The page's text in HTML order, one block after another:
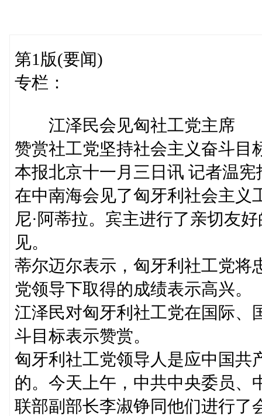
第1版(要闻)
专栏：
江泽民会见匈社工党主席
赞赏社工党坚持社会主义奋斗目
本报北京十一月三日讯 记者温
在中南海会见了匈牙利社会主义
尼·阿蒂拉。宾主进行了亲切友
见。
蒂尔迈尔表示，匈牙利社工党将
党领导下取得的成绩表示高兴。
江泽民对匈牙利社工党在国际、
斗目标表示赞赏。
匈牙利社工党领导人是应中国共
的。今天上午，中共中央委员、
联部副部长李淑铮同他们进行了